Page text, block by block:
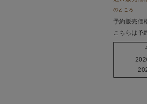
のところ
予約販売価
こちらは予